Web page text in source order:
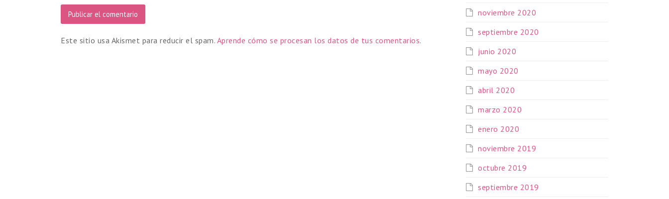
Este sitio usa Akismet para reducir el spam. Aprende cómo se procesan los datos de tus comentarios.
noviembre 2020
septiembre 2020
junio 2020
mayo 2020
abril 2020
marzo 2020
enero 2020
noviembre 2019
octubre 2019
septiembre 2019